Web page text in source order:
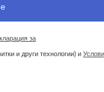
за
и други технологии) и